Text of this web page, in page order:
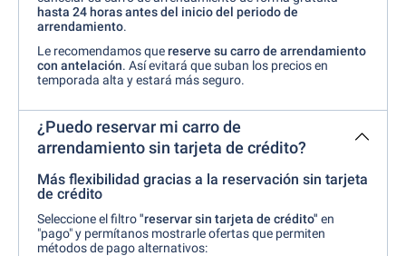
hasta 24 horas antes del inicio del periodo de
arrendamiento.
Le recomendamos quereserve su carro de arrendamiento
con antelación. Así evitará que suban los precios en
temporada alta y estará más seguro.
¿Puedo reservar mi carro de
arrendamiento sin tarjeta de crédito?
Más flexibilidad gracias a la reservación sin tarjeta
de crédito
Seleccione el filtro"reservar sin tarjeta de crédito" en
"pago" y permítanos mostrarle ofertas que permiten
métodos de pago alternativos: